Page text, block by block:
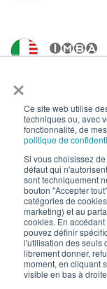
×
Ce site web utilise
techniques ou, avec
fonctionnalité, de
politique de
Si vous choisissez
défaut qui
sont techniquement
bouton "Accepter
catégories de
marketing) et au
cookies. En
pouvez définir
l'utilisation des seuls
librement donner,
moment, en cliquant
visible en bas à